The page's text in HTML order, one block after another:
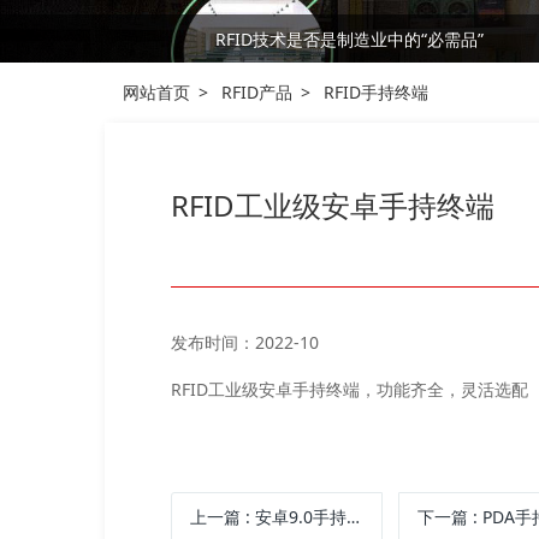
RFID技术是否是制造业中的“必需品”
网站首页
RFID产品 RFID手持终端
RFID工业级安卓手持终端
发布时间：2022-10
RFID工业级安卓手持终端，功能齐全，灵活选配
上一篇 : 安卓9.0手持终端 智能触摸屏数据采集器PD14 下一篇: PDA手持终端 移动